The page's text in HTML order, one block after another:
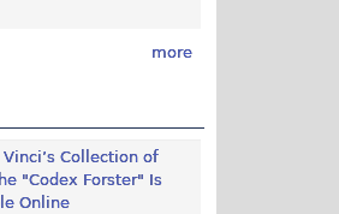
more
Collection of
"Codex Forster" Is
Online